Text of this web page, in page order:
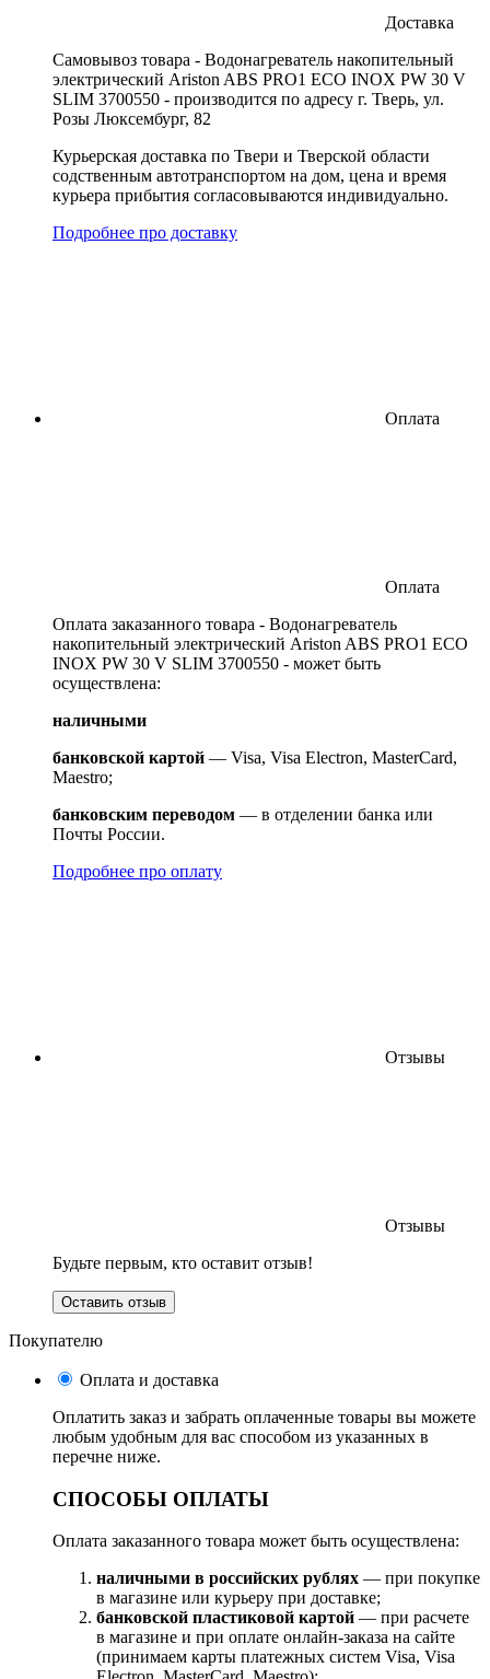
Доставка
Cамовывоз товара - Водонагреватель накопительный
электрический Ariston ABS PRO1 ECO INOX PW 30 V
SLIM 3700550 - производится по адресу г. Тверь, ул.
Розы Люксембург, 82
Курьерская доставка по Твери и Тверской области
содственным автотранспортом на дом, цена и время
курьера прибытия согласовываются индивидуально.
Подробнее про доставку
Оплата
Оплата
Оплата заказанного товара - Водонагреватель
накопительный электрический Ariston ABS PRO1 ECO
INOX PW 30 V SLIM 3700550 - может быть
осуществлена:
наличными
банковской картой — Visa, Visa Electron, MasterCard,
Maestro;
банковским переводом — в отделении банка или
Почты России.
Подробнее про оплату
Отзывы
Отзывы
Будьте первым, кто оставит отзыв!
Оставить отзыв
Покупателю
Оплата и доставка
Оплатить заказ и забрать оплаченные товары вы можете
любым удобным для вас способом из указанных в
перечне ниже.
СПОСОБЫ ОПЛАТЫ
Оплата заказанного товара может быть осуществлена:
наличными в российских рублях — при покупке
в магазине или курьеру при доставке;
банковской пластиковой картой — при расчете
в магазине и при оплате онлайн-заказа на сайте
(принимаем карты платежных систем Visa, Visa